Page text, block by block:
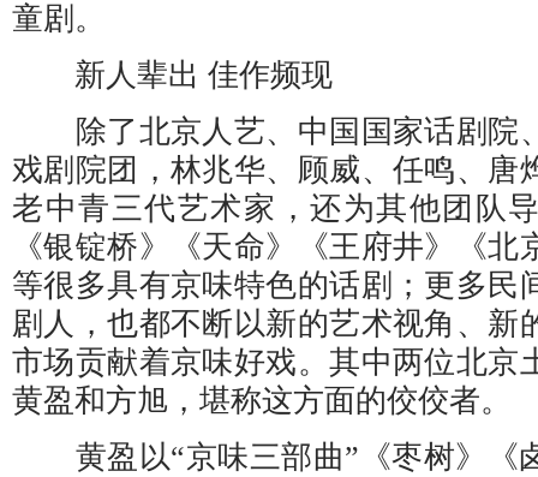
童剧。
新人辈出 佳作频现
除了北京人艺、中国国家话剧院
戏剧院团，林兆华、顾威、任鸣、唐
老中青三代艺术家，还为其他团队
《银锭桥》《天命》《王府井》《
等很多具有京味特色的话剧；更多民
剧人，也都不断以新的艺术视角、新
市场贡献着京味好戏。其中两位北京
黄盈和方旭，堪称这方面的佼佼者。
黄盈以“京味三部曲”《枣树》《